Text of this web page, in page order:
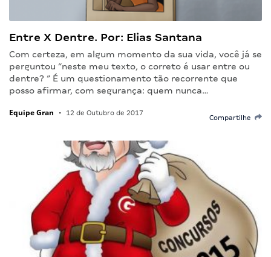
Entre X Dentre. Por: Elias Santana
Com certeza, em algum momento da sua vida, você já se
perguntou “neste meu texto, o correto é usar entre ou
dentre? ” É um questionamento tão recorrente que
posso afirmar, com segurança: quem nunca…
Equipe Gran • 12 de Outubro de 2017
Compartilhe